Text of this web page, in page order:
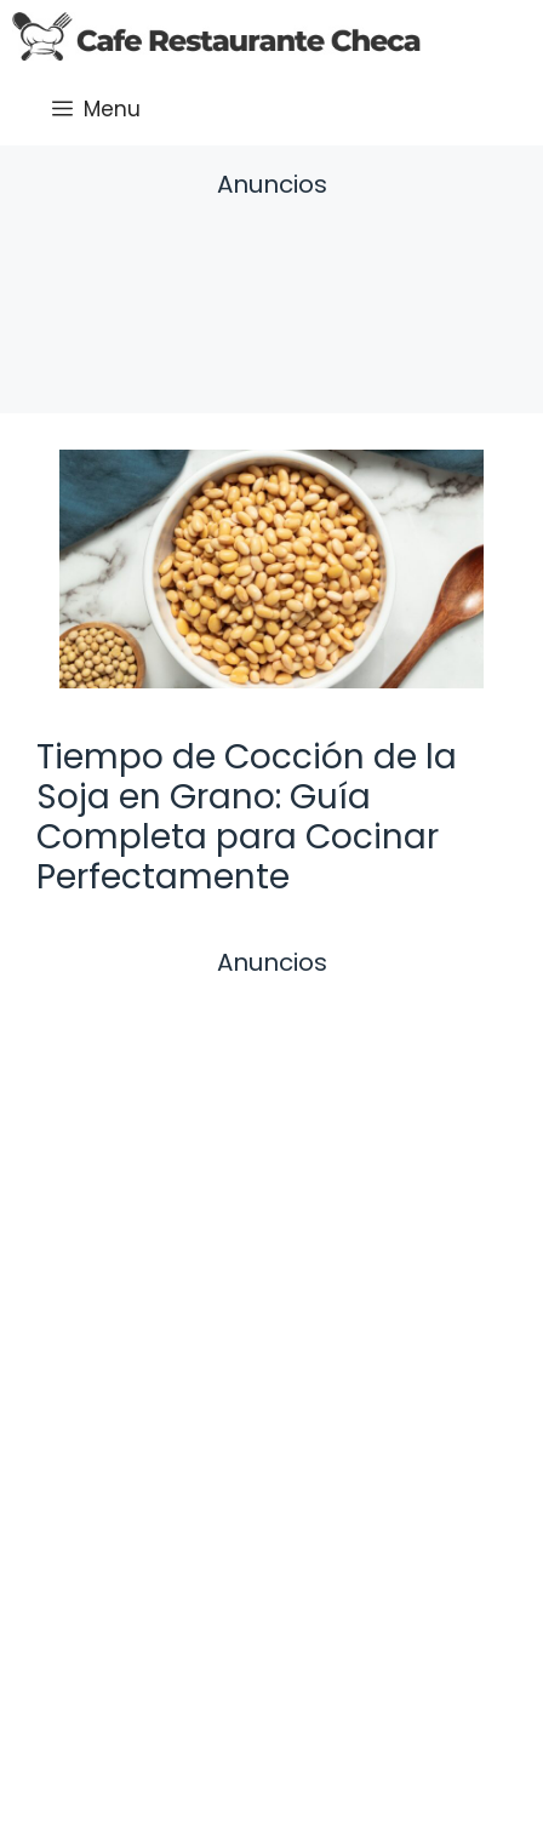
Saltar
al
Menu
Anuncios
Tiempo de Cocción de la
Soja en Grano: Guía
Completa para Cocinar
Perfectamente
Anuncios